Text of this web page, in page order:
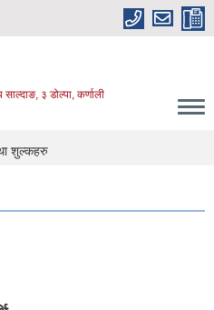
साल्दाङ, ३ डोल्पा, कर्णाली
शुल्कहरु